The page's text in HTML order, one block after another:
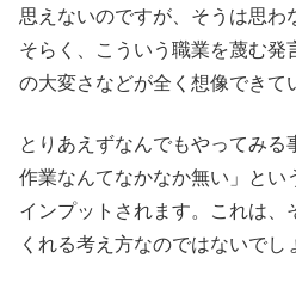
思えないのですが、そうは思わ
そらく、こういう職業を蔑む
の大変さなどが全く想像できて
とりあえずなんでもやってみ
作業なんてなかなか無い」とい
インプットされます。これは、
くれる考え方なのではないでし